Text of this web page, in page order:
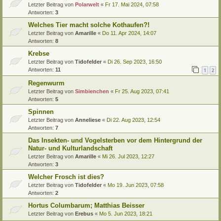
Letzter Beitrag von Polarwelt « Fr 17. Mai 2024, 07:58
Antworten: 3
Welches Tier macht solche Kothaufen?!
Letzter Beitrag von Amarille « Do 11. Apr 2024, 14:07
Antworten: 8
Krebse
Letzter Beitrag von Tidofelder « Di 26. Sep 2023, 16:50
Antworten: 11 1 2
Regenwurm
Letzter Beitrag von Simbienchen « Fr 25. Aug 2023, 07:41
Antworten: 5
Spinnen
Letzter Beitrag von Anneliese « Di 22. Aug 2023, 12:54
Antworten: 7
Das Insekten- und Vogelsterben vor dem Hintergrund der
Natur- und Kulturlandschaft
Letzter Beitrag von Amarille « Mi 26. Jul 2023, 12:27
Antworten: 3
Welcher Frosch ist dies?
Letzter Beitrag von Tidofelder « Mo 19. Jun 2023, 07:58
Antworten: 2
Hortus Columbarum; Matthias Beisser
Letzter Beitrag von Erebus « Mo 5. Jun 2023, 18:21